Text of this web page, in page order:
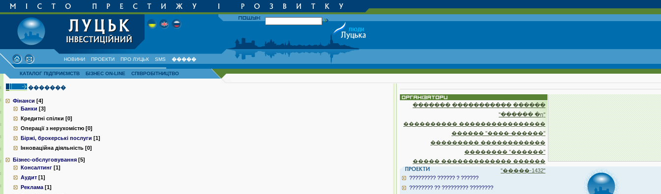
НОВИНИ ПРОЕКТИ ПРО ЛУЦЬК SMS �����
КАТАЛОГ ПІДПРИЄМСТВ БІЗНЕС ON-LINE СПІВРОБІТНИЦТВО
�������
Фінанси [4]
Банки [3]
Кредитні спілки [0]
Операції з нерухомістю [0]
Біржі, брокерські послуги [1]
Інноваційна діяльність [0]
Бізнес-обслуговування [5]
Консалтинг [1]
Аудит [1]
Реклама [1]
������� ����������� ������
"������ �ղ"
���������� ����������������
������ "����-������"
��������� ������������
�������� "������"
����� ������������� ������
"�����-1432"
????????? ?????? ? ??????
???????? ?? ????????? ????????